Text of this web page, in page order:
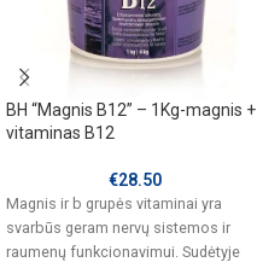
BH “Magnis B12” – 1Kg-magnis +
vitaminas B12
€28.50
Magnis ir b grupės vitaminai yra
svarbūs geram nervų sistemos ir
raumenų funkcionavimui. Sudėtyje